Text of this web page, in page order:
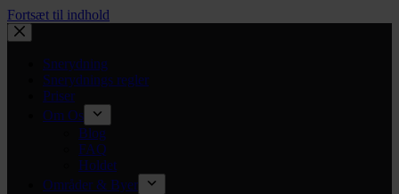
Fortsæt til indhold
Snerydning
Snerydnings regler
Priser
Om Os
Blog
FAQ
Holdet
Områder & Byer